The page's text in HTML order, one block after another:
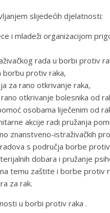
slijedećih djelatnosti:
i mladeži organizacijom
rada u borbi protiv
borbu protiv raka,
za rano otkrivanje raka,
otkrivanje bolesnika od
osobama liječenim od
akcije radi pružanja
znanstveno-istraživačkih
s područja borbe
dobara i pružanje
temu zaštite i borbe protiv
za rak.
u borbi protiv raka .